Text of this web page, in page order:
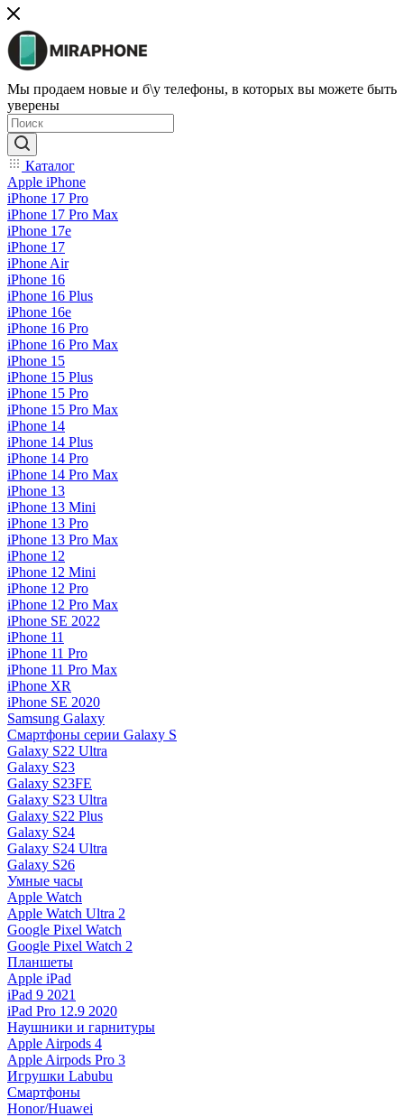
Мы продаем новые и б\у телефоны, в которых вы можете быть
уверены
Каталог
Apple iPhone
iPhone 17 Pro
iPhone 17 Pro Max
iPhone 17e
iPhone 17
iPhone Air
iPhone 16
iPhone 16 Plus
iPhone 16e
iPhone 16 Pro
iPhone 16 Pro Max
iPhone 15
iPhone 15 Plus
iPhone 15 Pro
iPhone 15 Pro Max
iPhone 14
iPhone 14 Plus
iPhone 14 Pro
iPhone 14 Pro Max
iPhone 13
iPhone 13 Mini
iPhone 13 Pro
iPhone 13 Pro Max
iPhone 12
iPhone 12 Mini
iPhone 12 Pro
iPhone 12 Pro Max
iPhone SE 2022
iPhone 11
iPhone 11 Pro
iPhone 11 Pro Max
iPhone XR
iPhone SE 2020
Samsung Galaxy
Смартфоны серии Galaxy S
Galaxy S22 Ultra
Galaxy S23
Galaxy S23FE
Galaxy S23 Ultra
Galaxy S22 Plus
Galaxy S24
Galaxy S24 Ultra
Galaxy S26
Умные часы
Apple Watch
Apple Watch Ultra 2
Google Pixel Watch
Google Pixel Watch 2
Планшеты
Apple iPad
iPad 9 2021
iPad Pro 12.9 2020
Наушники и гарнитуры
Apple Airpods 4
Apple Airpods Pro 3
Игрушки Labubu
Смартфоны
Honor/Huawei